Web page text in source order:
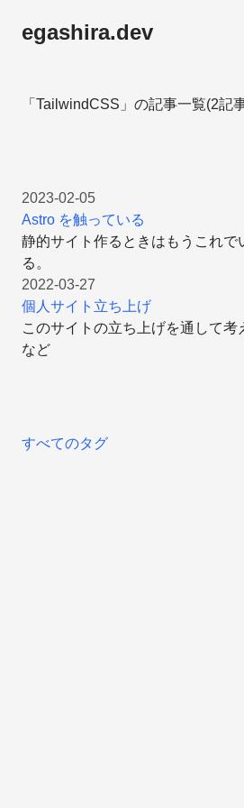
egashira.dev
「TailwindCSS」の記事一覧(2記
2023-02-05
Astro を触っている
静的サイト作るときはもうこれで
る。
2022-03-27
個人サイト立ち上げ
このサイトの立ち上げを通して考
など
すべてのタグ